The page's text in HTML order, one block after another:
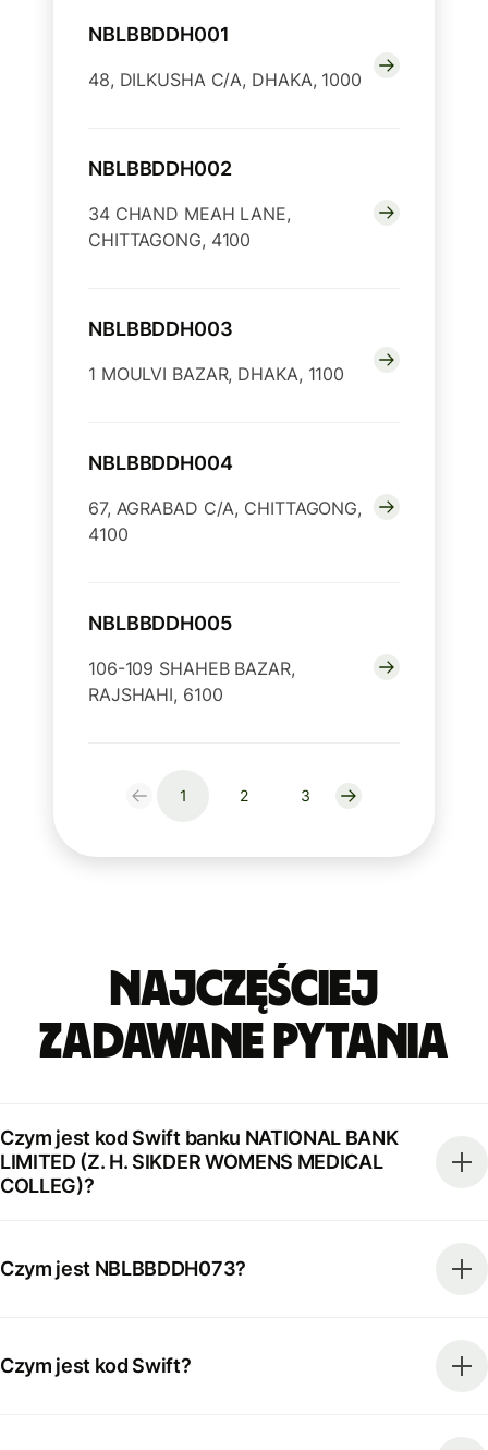
NBLBBDDH001
48, DILKUSHA C/A, DHAKA, 1000
NBLBBDDH002
34 CHAND MEAH LANE,
CHITTAGONG, 4100
NBLBBDDH003
1 MOULVI BAZAR, DHAKA, 1100
NBLBBDDH004
67, AGRABAD C/A, CHITTAGONG,
4100
NBLBBDDH005
106-109 SHAHEB BAZAR,
RAJSHAHI, 6100
1 2 3
Najczęściej
zadawane pytania
Czym jest kod Swift banku NATIONAL BANK
LIMITED (Z. H. SIKDER WOMENS MEDICAL
COLLEG)?
Czym jest NBLBBDDH073?
Czym jest kod Swift?